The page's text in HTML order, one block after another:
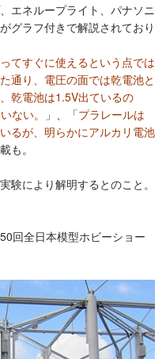
エネループライト、パナソニ
グラフ付きで解説されており
てすぐに使えるという点では
通り、電圧の面では乾電池と
乾電池は1.5V出ているの
ない。
」、「プラレールは
るが、明らかにアルカリ電池
も。
験により解明するとのこと。
回全日本模型ホビーショー